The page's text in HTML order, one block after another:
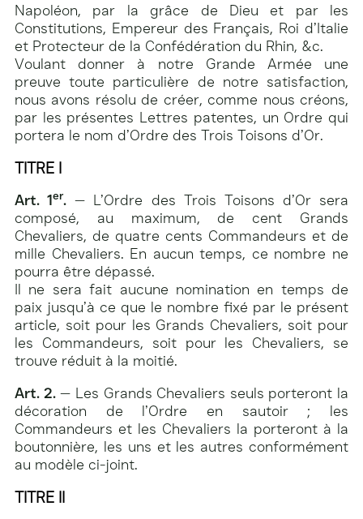
Napoléon, par la grâce de Dieu et par les
Constitutions, Empereur des Français, Roi d’Italie
et Protecteur de la Confédération du Rhin, &c.
Voulant donner à notre Grande Armée une
preuve toute particulière de notre satisfaction,
nous avons résolu de créer, comme nous créons,
par les présentes Lettres patentes, un Ordre qui
portera le nom d’Ordre des Trois Toisons d’Or.
TITRE I
Art. 1er. — L’Ordre des Trois Toisons d’Or sera
composé, au maximum, de cent Grands
Chevaliers, de quatre cents Commandeurs et de
mille Chevaliers. En aucun temps, ce nombre ne
pourra être dépassé.
Il ne sera fait aucune nomination en temps de
paix jusqu’à ce que le nombre fixé par le présent
article, soit pour les Grands Chevaliers, soit pour
les Commandeurs, soit pour les Chevaliers, se
trouve réduit à la moitié.
Art. 2.— Les Grands Chevaliers seuls porteront la
décoration de l’Ordre en sautoir ; les
Commandeurs et les Chevaliers la porteront à la
boutonnière, les uns et les autres conformément
au modèle ci-joint.
TITRE II